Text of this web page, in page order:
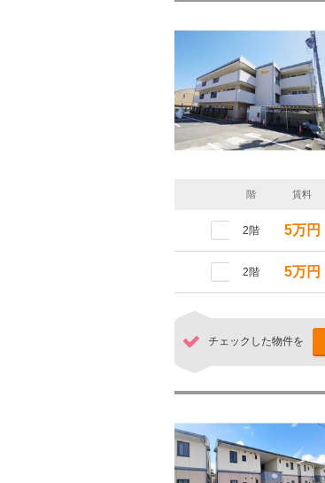
階 賃料
2階 5万円
2階 5万円
チェックした物件を